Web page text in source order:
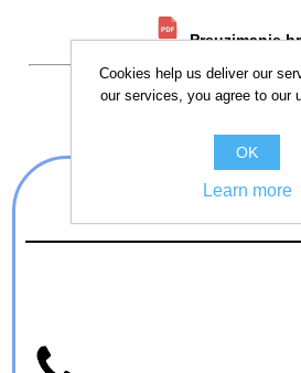
Preuzimanje
Imate
Cookies help us deliver our
our services, you agree to our
OK
Learn more